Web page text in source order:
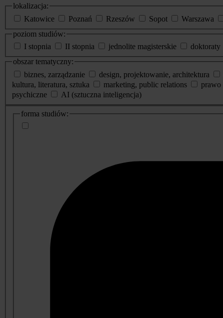
lokalizacja:
Katowice
Poznań Rzeszów Sopot Warszawa
poziom studiów:
I stopnia
II stopnia jednolite magisterskie doktoraty
obszar tematyczny:
biznes, zarządzanie
design, projektowanie, architektura
kultura, literatura, sztuka
marketing, public relations prawo
psychiczne
AI (sztuczna inteligencja)
dodatkowe
informacje
forma studiów: